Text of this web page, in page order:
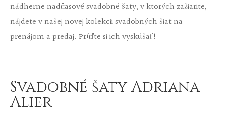
nádherne nadčasové svadobné šaty, v ktorých zažiarite,
nájdete v našej novej kolekcii svadobných šiat na
prenájom a predaj. Príďte si ich vyskúšať!
Svadobné šaty Adriana
Alier